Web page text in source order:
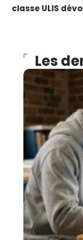
classe ULIS
Les